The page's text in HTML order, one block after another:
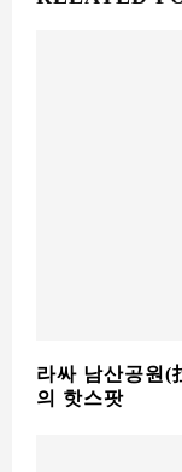
라싸 남산공원(
의 핫스팟